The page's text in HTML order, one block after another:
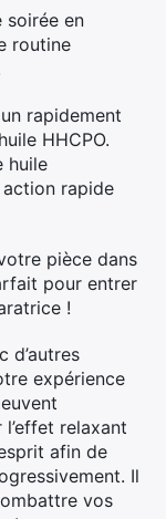
soirée en
routine
rapidement
HHCPO.
huile
rapide
pièce dans
pour entrer
!
d’autres
expérience
relaxant
afin de
Il
vos